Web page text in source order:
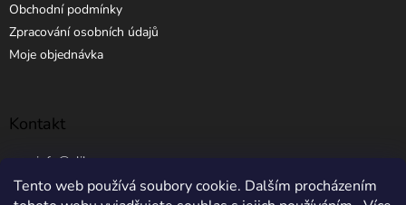
Tento web používá soubory cookie. Dalším procházením
Obchodní podmínky
Zpracování osobních údajů
Moje objednávka
Kontakt
info @ elibros.cz
+420 734 184 444